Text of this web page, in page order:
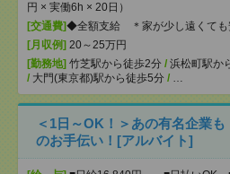
円 × 実働6h × 20日）
[交通費]◆全額支給 ＊家が少し遠くても
[月収例] 20～25万円
[勤務地] 竹芝駅から徒歩2分 / 浜松町駅か
/ 大門(東京都)駅から徒歩5分 / …
＜1日～OK！＞あの有名企業
のお手伝い！[アルバイト]